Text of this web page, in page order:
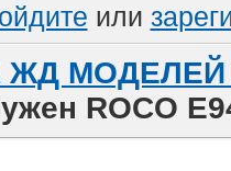
или
МОДЕЛЕЙ
ROCO